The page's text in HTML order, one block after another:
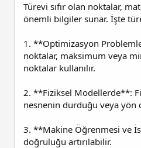
Türevi sıfır olan noktalar,
önemli bilgiler sunar. İşte
1. **Optimizasyon
noktalar, maksimum veya
noktalar kullanılır.
2. **Fiziksel Modellerde**:
nesnenin durduğu veya yön
3. **Makine Öğrenmesi ve
doğruluğu artırılabilir.